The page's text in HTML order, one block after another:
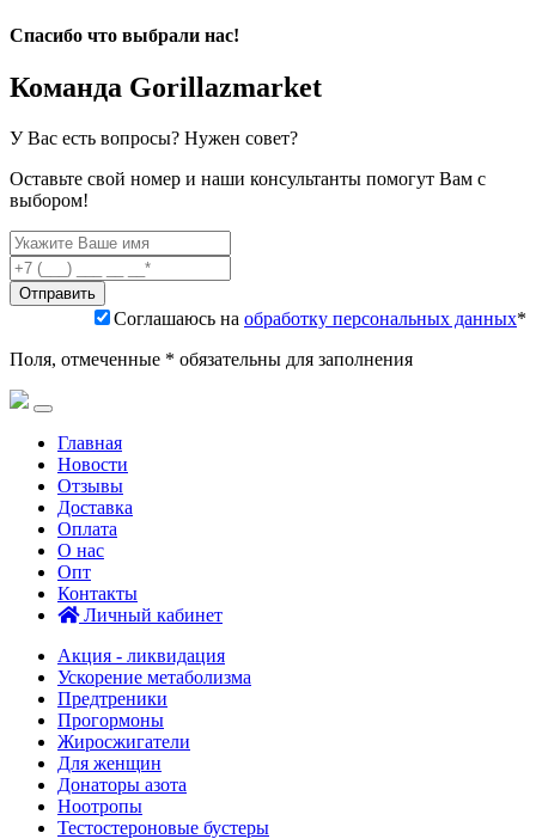
Спасибо что выбрали нас!
Команда Gorillazmarket
У Вас есть вопросы? Нужен совет?
Оставьте свой номер и наши консультанты помогут Вам с
выбором!
Соглашаюсь на обработку персональных данных*
Поля, отмеченные * обязательны для заполнения
Главная
Новости
Отзывы
Доставка
Оплата
О нас
Опт
Контакты
Личный кабинет
Акция - ликвидация
Ускорение метаболизма
Предтреники
Прогормоны
Жиросжигатели
Для женщин
Донаторы азота
Ноотропы
Тестостероновые бустеры